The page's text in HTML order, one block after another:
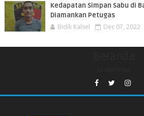
Kedapatan Simpan Sabu di
Diamankan Petugas
Bidik Kalsel Dec 07, 2022